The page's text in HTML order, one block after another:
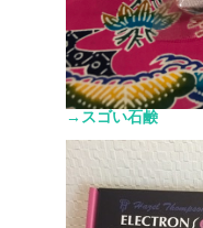
→スゴい石鹸